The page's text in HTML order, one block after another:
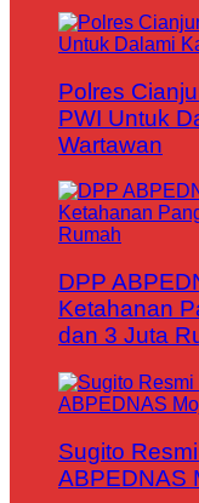
Polres
PWI Untuk
Wartawan
DPP
Ketahanan
dan 3 Juta
Sugito
ABPEDNAS